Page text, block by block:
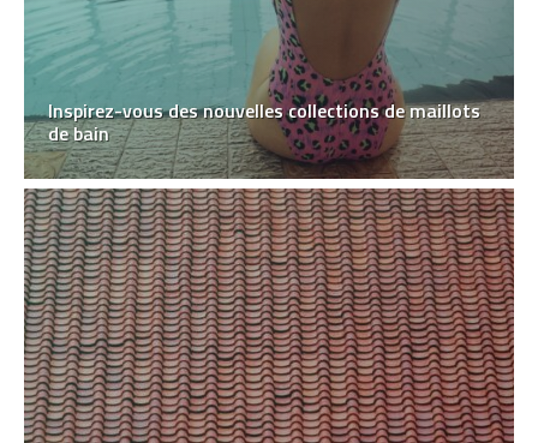
Inspirez-vous des nouvelles collections de maillots
de bain